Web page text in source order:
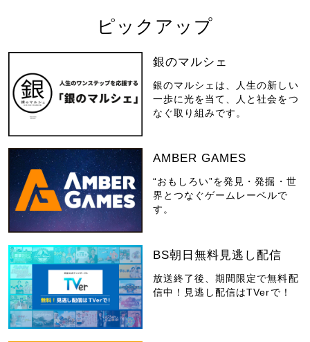
ピックアップ
銀のマルシェ
銀のマルシェは、人生の新しい
一歩に光を当て、人と社会をつ
なぐ取り組みです。
AMBER GAMES
“おもしろい”を発見・発掘・世
界とつなぐゲームレーベルで
す。
BS朝日無料見逃し配信
放送終了後、期間限定で無料配
信中！見逃し配信はTVerで！